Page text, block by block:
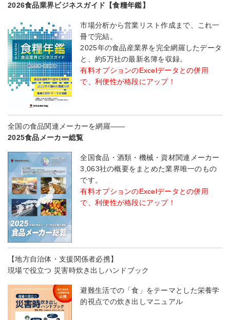
2026食品業界ビジネスガイド【食糧年鑑】
市場分析から営業リスト作成まで、これ一
冊で完結。
2025年の食品産業界を完全網羅したデータ
と、約5万社の最新名簿を収録。
有料オプションのExcelデータとの併用
で、利便性が格段にアップ！
全国の食品関連メーカーを網羅――
2025食品メーカー総覧
全国食品・酒類・機械・資材関連メーカー
3,063社の概要をまとめた業界唯一のもの
です。
有料オプションのExcelデータとの併用
で、利便性が格段にアップ！
【地方自治体・支援関係者必携】
現場で役立つ 災害時炊き出しハンドブック
避難生活での「食」をテーマとした栄養学
的視点での炊き出しマニュアル